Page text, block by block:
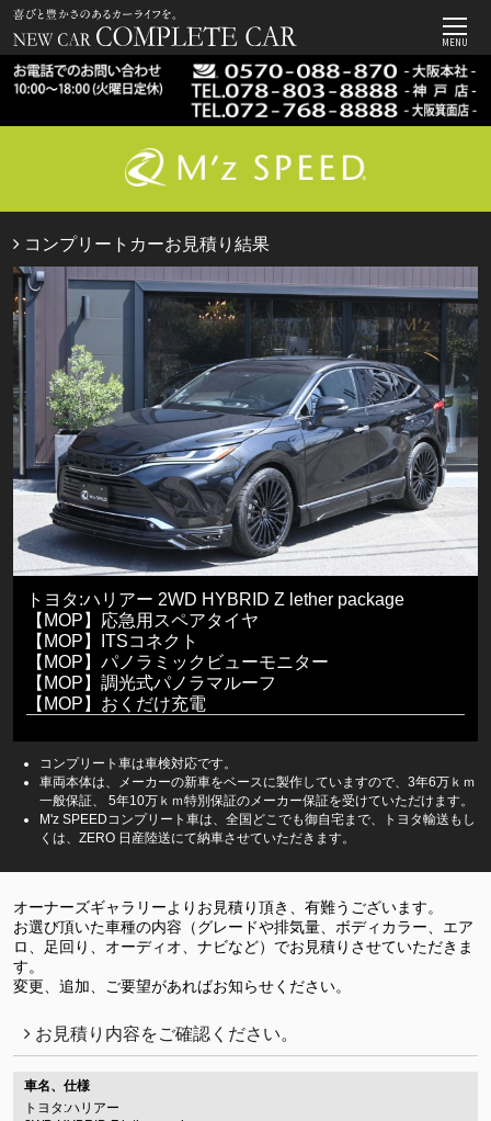
MENU
コンプリートカーお見積り結果
トヨタ:ハリアー 2WD HYBRID Z lether package
【MOP】応急用スペアタイヤ
【MOP】ITSコネクト
【MOP】パノラミックビューモニター
【MOP】調光式パノラマルーフ
【MOP】おくだけ充電
コンプリート車は車検対応です。
車両本体は、メーカーの新車をベースに製作していますので、3年6万ｋｍ
一般保証、 5年10万ｋｍ特別保証のメーカー保証を受けていただけます。
M'z SPEEDコンプリート車は、全国どこでも御自宅まで、トヨタ輸送もし
くは、ZERO 日産陸送にて納車させていただきます。
オーナーズギャラリーよりお見積り頂き、有難うございます。
お選び頂いた車種の内容（グレードや排気量、ボディカラー、エア
ロ、足回り、オーディオ、ナビなど）でお見積りさせていただきま
す。
変更、追加、ご要望があればお知らせください。
お見積り内容をご確認ください。
車名、仕様
トヨタ:ハリアー